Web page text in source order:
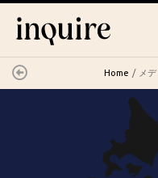
Home メディア